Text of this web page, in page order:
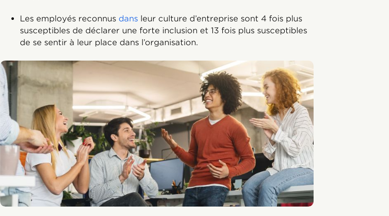
Les employés reconnus dans leur culture d’entreprise sont 4 fois plus
susceptibles de déclarer une forte inclusion et 13 fois plus susceptibles
de se sentir à leur place dans l’organisation.